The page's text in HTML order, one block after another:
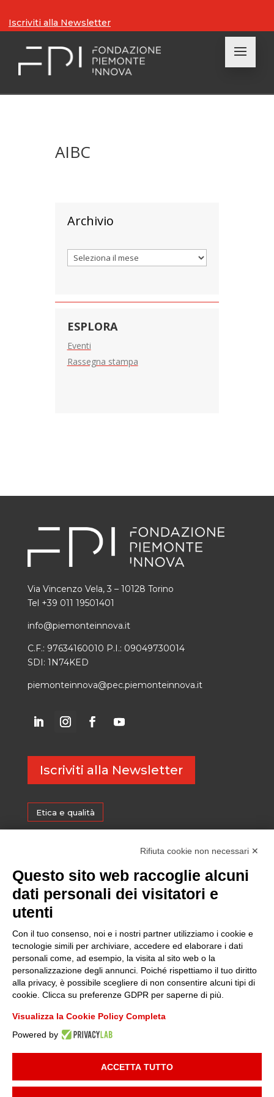
Iscriviti alla Newsletter
AIBC
Archivio
Archivi
ESPLORA
Eventi
Rassegna stampa
Via Vincenzo Vela, 3 – 10128 Torino
Tel +39 011 19501401
info@piemonteinnova.it
C.F.: 97634160010 P.I.: 09049730014
SDI: 1N74KED
piemonteinnova@pec.piemonteinnova.it
Iscriviti alla Newsletter
Etica e qualità
Sostenibilità
Media
Whistleblowing
INFORMATIVA PRIVACY
DEVELOPED BYMAILANDER
Rifiuta cookie non necessari ✕
Questo sito web raccoglie alcuni
dati personali dei visitatori e
utenti
Con il tuo consenso, noi e i nostri partner utilizziamo i cookie e
tecnologie simili per archiviare, accedere ed elaborare i dati
personali come, ad esempio, la visita al sito web o la
personalizzazione degli annunci. Poiché rispettiamo il tuo diritto
alla privacy, è possibile scegliere di non consentire alcuni tipi di
cookie. Clicca su preferenze GDPR per saperne di più.
Visualizza la Cookie Policy Completa
Powered by
ACCETTA TUTTO